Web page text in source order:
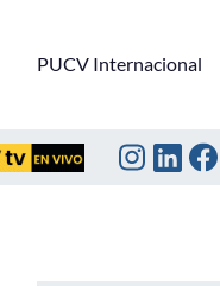
PUCV Internacional